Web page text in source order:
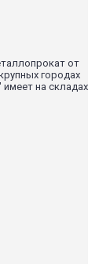
от
городах
на складах